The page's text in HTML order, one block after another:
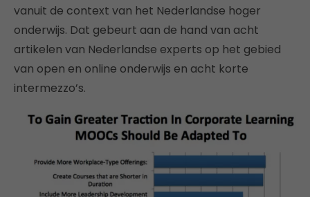
vanuit de context van het Nederlandse hoger
onderwijs. Dat gebeurt aan de hand van acht
artikelen van Nederlandse experts op het gebied
van open en online onderwijs en acht korte
intermezzo’s.